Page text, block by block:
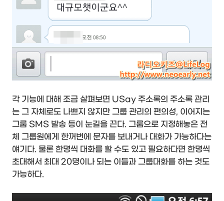
각 기능에 대해 조금 살펴보면 USay 주소록의 주소록 관리
는 그 자체로도 나쁘지 않지만 그룹 관리의 편의성, 이어지는
그룹 SMS 발송 등이 눈길을 끈다. 그룹으로 지정해놓은 전
체 그룹원에게 한꺼번에 문자를 보내거나 대화가 가능하다는
얘기다. 물론 한명씩 대화를 할 수도 있고 필요하다면 한명씩
초대해서 최대 20명이나 되는 이들과 그룹대화를 하는 것도
가능하다.